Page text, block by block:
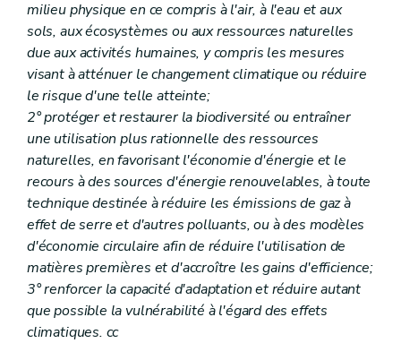
milieu physique en ce compris à l'air, à l'eau et aux
sols, aux écosystèmes ou aux ressources naturelles
due aux activités humaines, y compris les mesures
visant à atténuer le changement climatique ou réduire
le risque d'une telle atteinte;
2° protéger et restaurer la biodiversité ou entraîner
une utilisation plus rationnelle des ressources
naturelles, en favorisant l'économie d'énergie et le
recours à des sources d'énergie renouvelables, à toute
technique destinée à réduire les émissions de gaz à
effet de serre et d'autres polluants, ou à des modèles
d'économie circulaire afin de réduire l'utilisation de
matières premières et d'accroître les gains d'efficience;
3° renforcer la capacité d'adaptation et réduire autant
que possible la vulnérabilité à l'égard des effets
climatiques. cc